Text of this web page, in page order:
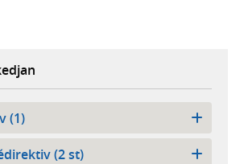
(1)
(2 st)